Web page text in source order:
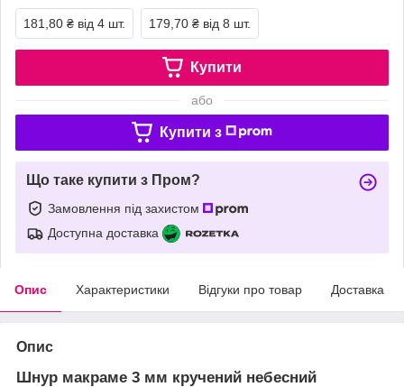
181,80 ₴ від 4 шт. 179,70 ₴ від 8 шт.
Купити
або
Купити з
Що таке купити з Пром?
Замовлення під захистом
Доступна доставка
Опис Характеристики Відгуки про товар Доставка
Опис
Шнур макраме 3 мм кручений небесний